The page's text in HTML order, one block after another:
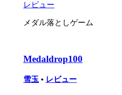
レビュー
メダル落としゲーム
Medaldrop100
雪玉 • レビュー